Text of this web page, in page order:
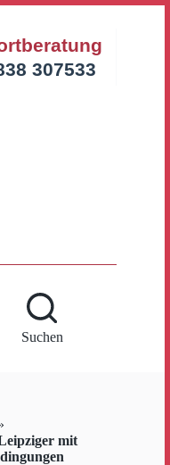
307533
Suchen
mit